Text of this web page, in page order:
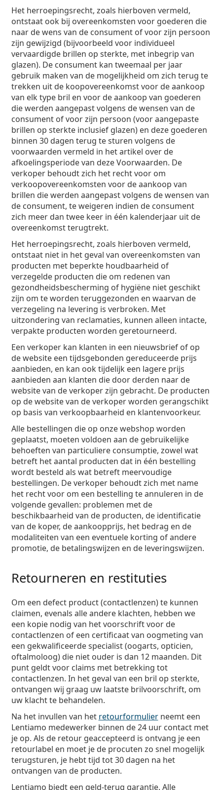
Het herroepingsrecht, zoals hierboven vermeld,
ontstaat ook bij overeenkomsten voor goederen die
naar de wens van de consument of voor zijn persoon
zijn gewijzigd (bijvoorbeeld voor individueel
vervaardigde brillen op sterkte, met inbegrip van
glazen). De consument kan tweemaal per jaar
gebruik maken van de mogelijkheid om zich terug te
trekken uit de koopovereenkomst voor de aankoop
van elk type bril en voor de aankoop van goederen
die werden aangepast volgens de wensen van de
consument of voor zijn persoon (voor aangepaste
brillen op sterkte inclusief glazen) en deze goederen
binnen 30 dagen terug te sturen volgens de
voorwaarden vermeld in het artikel over de
afkoelingsperiode van deze Voorwaarden. De
verkoper behoudt zich het recht voor om
verkoopovereenkomsten voor de aankoop van
brillen die werden aangepast volgens de wensen van
de consument, te weigeren indien de consument
zich meer dan twee keer in één kalenderjaar uit de
overeenkomst terugtrekt.
Het herroepingsrecht, zoals hierboven vermeld,
ontstaat niet in het geval van overeenkomsten van
producten met beperkte houdbaarheid of
verzegelde producten die om redenen van
gezondheidsbescherming of hygiëne niet geschikt
zijn om te worden teruggezonden en waarvan de
verzegeling na levering is verbroken. Met
uitzondering van reclamaties, kunnen alleen intacte,
verpakte producten worden geretourneerd.
Een verkoper kan klanten in een nieuwsbrief of op
de website een tijdsgebonden gereduceerde prijs
aanbieden, en kan ook tijdelijk een lagere prijs
aanbieden aan klanten die door derden naar de
website van de verkoper zijn gebracht. De producten
op de website van de verkoper worden gerangschikt
op basis van verkoopbaarheid en klantenvoorkeur.
Alle bestellingen die op onze webshop worden
geplaatst, moeten voldoen aan de gebruikelijke
behoeften van particuliere consumptie, zowel wat
betreft het aantal producten dat in één bestelling
wordt besteld als wat betreft meervoudige
bestellingen. De verkoper behoudt zich met name
het recht voor om een bestelling te annuleren in de
volgende gevallen: problemen met de
beschikbaarheid van de producten, de identificatie
van de koper, de aankoopprijs, het bedrag en de
modaliteiten van een eventuele korting of andere
promotie, de betalingswijzen en de leveringswijzen.
Retourneren en restituties
Om een defect product (contactlenzen) te kunnen
claimen, evenals alle andere klachten, hebben we
een kopie nodig van het voorschrift voor de
contactlenzen of een certificaat van oogmeting van
een gekwalificeerde specialist (oogarts, opticien,
oftalmoloog) die niet ouder is dan 12 maanden. Dit
punt geldt voor claims met betrekking tot
contactlenzen. In het geval van een bril op sterkte,
ontvangen wij graag uw laatste brilvoorschrift, om
uw klacht te behandelen.
Na het invullen van het retourformulierneemt een
Lentiamo medewerker binnen de 24 uur contact met
je op. Als de retour geaccepteerd is ontvang je een
retourlabel en moet je de procuten zo snel mogelijk
terugsturen, je hebt tijd tot 30 dagen na het
ontvangen van de producten.
Lentiamo biedt een geld-terug garantie. Alle